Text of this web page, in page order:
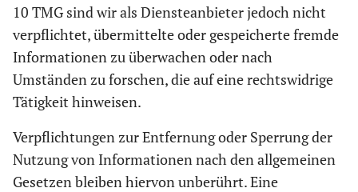
10 TMG sind wir als Diensteanbieter jedoch nicht
verpflichtet, übermittelte oder gespeicherte fremde
Informationen zu überwachen oder nach
Umständen zu forschen, die auf eine rechtswidrige
Tätigkeit hinweisen.
Verpflichtungen zur Entfernung oder Sperrung der
Nutzung von Informationen nach den allgemeinen
Gesetzen bleiben hiervon unberührt. Eine